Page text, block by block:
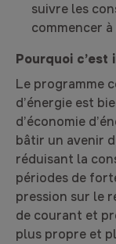
suivre les
commencer
Pourquoi c’est
Le programme
d’énergie est
d’économie
bâtir un avenir
réduisant la
périodes de
pression sur le
de courant et
plus propre et